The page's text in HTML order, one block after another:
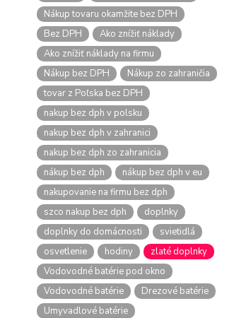
Nákup tovaru okamžite bez DPH
Bez DPH
Ako znížiť náklady
Ako znížiť náklady na firmu
Nákup bez DPH
Nákup zo zahraničia
tovar z Poľska bez DPH
nakup bez dph v polsku
nakup bez dph v zahranici
nakup bez dph zo zahranicia
nákup bez dph
nákup bez dph v eu
nakupovanie na firmu bez dph
szco nakup bez dph
doplnky
doplnky do domácnosti
svietidlá
osvetlenie
hodiny
zlaté doplnky
Vodovodné batérie pod okno
Vodovodné batérie
Drezové batérie
Umyvadlové batérie